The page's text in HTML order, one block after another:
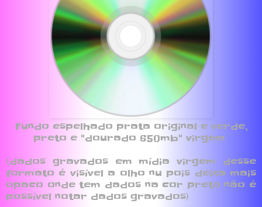
Fundo espelhado prata original e verde,
preto e "dourado 650mb" virgem
(dados gravados em mídia virgem desse
formato é visível a olho nu pois deixa mais
opaco onde tem dados na cor preto não é
possível notar dados gravados)